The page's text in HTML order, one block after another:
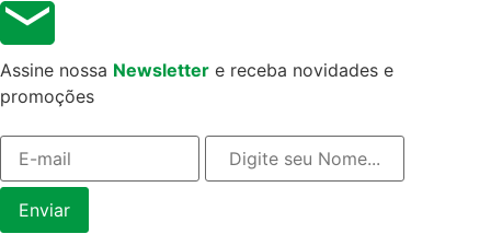
Assine nossa Newsletter e receba novidades e
promoções